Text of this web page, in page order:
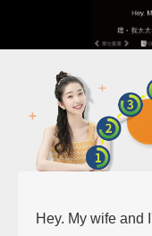
Hey. My wife and